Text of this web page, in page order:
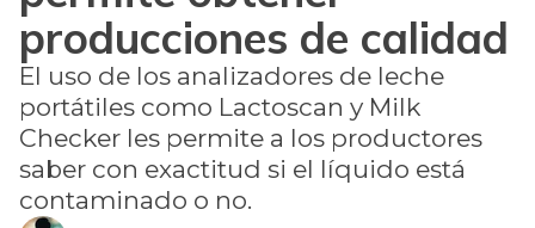
producciones de calidad
El uso de los analizadores de leche
portátiles como Lactoscan y Milk
Checker les permite a los productores
saber con exactitud si el líquido está
contaminado o no.